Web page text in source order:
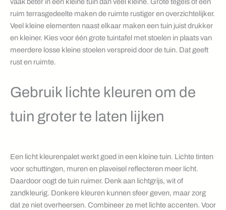
vaak beter in een kleine tuin dan veel kleine. Grote tegels of een
ruim terrasgedeelte maken de ruimte rustiger en overzichtelijker.
Veel kleine elementen naast elkaar maken een tuin juist drukker
en kleiner. Kies voor één grote tuintafel met stoelen in plaats van
meerdere losse kleine stoelen verspreid door de tuin. Dat geeft
rust en ruimte.
Gebruik lichte kleuren om de
tuin groter te laten lijken
Een licht kleurenpalet werkt goed in een kleine tuin. Lichte tinten
voor schuttingen, muren en plaveisel reflecteren meer licht.
Daardoor oogt de tuin ruimer. Denk aan lichtgrijs, wit of
zandkleurig. Donkere kleuren kunnen sfeer geven, maar zorg
dat ze niet overheersen. Combineer ze met lichte accenten. Voor